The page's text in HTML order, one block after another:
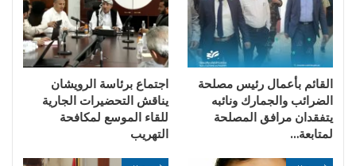
القائم بأعمال رئيس مصلحة
الضرائب والجمارك ونائبه
يتفقدان مرافق المصلحة
لمتابعة…
اجتماع برئاسة الرويشان
يناقش التحضيرات الجارية
للقاء الموسع لمكافحة
التهريب